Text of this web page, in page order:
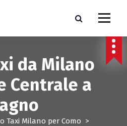
da Milano
Centrale a
Taxi Milano per Como >